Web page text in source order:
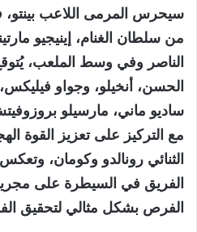
سيحرس المرمى اللاعب بينتو،
من سلطان الغنام، إينيجيو
الناصر وفي وسط الملعب،
الحسن، أنخيلو، وجواو فيليكس،
ساديو ماني، مارسيلو
مع التركيز على تعزيز القوة
الثنائي رونالدو وكومان،
الفريق في السيطرة على
الفرص بشكل مثالي لتحقيق